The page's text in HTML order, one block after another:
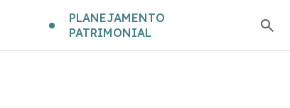
PLANEJAMENTO
PATRIMONIAL